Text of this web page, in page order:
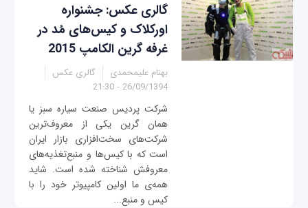
گالری عکس: جشنواره
اورکلاک و کیس‌های مُد در
غرفه گرین الکامپ 2015
بهنام علیمحمدی
گالری عکس
26/09/1394 - 21:30
شرکت پردیس صنعت سیاره سبز یا
همان گرین یکی از معروف‌ترین
شرکت‌های سخت‌افزاری بازار ایران
است که با کیس‌ها و منبع‌تغذیه‌های
معروفش شناخته شده است. شاید
همه‌ی ما اولین کامپیوتر خود را با
کیس و منبع‌...